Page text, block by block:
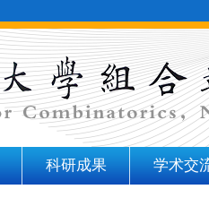
科研成果 学术交